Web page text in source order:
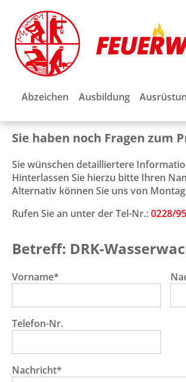
Abzeichen Ausbildung
Sie haben noch Fragen zum
Sie wünschen detailliertere
Hinterlassen Sie hierzu bitte Ihren
Alternativ können Sie uns von
Rufen Sie an unter der Tel-Nr.:0228/
Betreff: DRK-
Vorname*
Telefon-Nr.
Nachricht*